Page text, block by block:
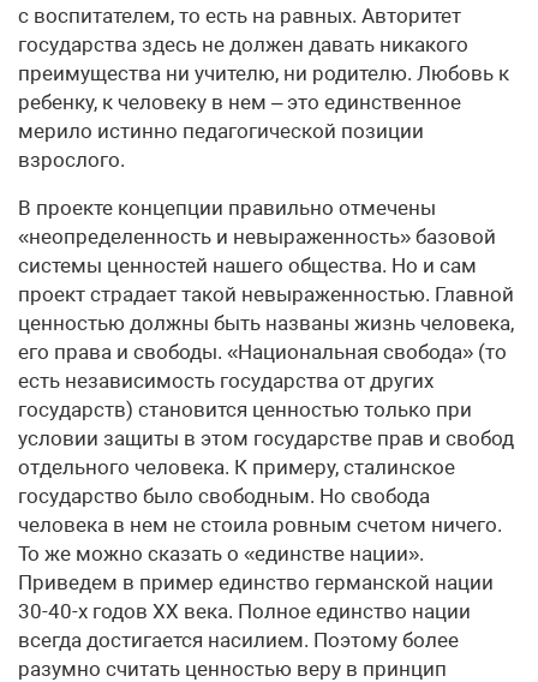
с воспитателем, то есть на равных. Авторитет
государства здесь не должен давать никакого
преимущества ни учителю, ни родителю. Любовь к
ребенку, к человеку в нем – это единственное
мерило истинно педагогической позиции
взрослого.
В проекте концепции правильно отмечены
«неопределенность и невыраженность» базовой
системы ценностей нашего общества. Но и сам
проект страдает такой невыраженностью. Главной
ценностью должны быть названы жизнь человека,
его права и свободы. «Национальная свобода» (то
есть независимость государства от других
государств) становится ценностью только при
условии защиты в этом государстве прав и свобод
отдельного человека. К примеру, сталинское
государство было свободным. Но свобода
человека в нем не стоила ровным счетом ничего.
То же можно сказать о «единстве нации».
Приведем в пример единство германской нации
30-40-х годов XX века. Полное единство нации
всегда достигается насилием. Поэтому более
разумно считать ценностью веру в принцип